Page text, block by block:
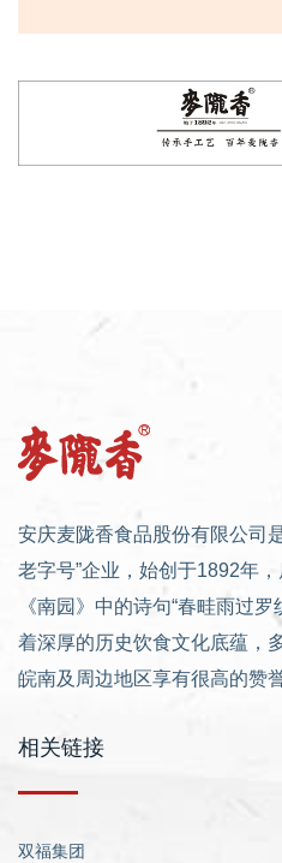
安庆麦陇香食品股份有限公司
老字号”企业，始创于1892年
《南园》中的诗句“春畦雨过
着深厚的历史饮食文化底蕴，
皖南及周边地区享有很高的赞誉
相关链接
双福集团